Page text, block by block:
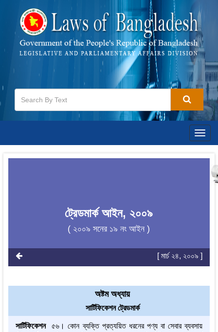
ট্রেডমার্ক আইন, ২০০৯
( ২০০৯ সনের ১৯ নং আইন )
[ মার্চ ২৪, ২০০৯ ]
অষ্টম অধ্যায়
সার্টিফিকেশন ট্রেডমার্ক
সার্টিফিকেশন
৫৬। কোন ব্যক্তি প্রত্যয়িত ধরনের পণ্য বা সেবার ব্যবসায়